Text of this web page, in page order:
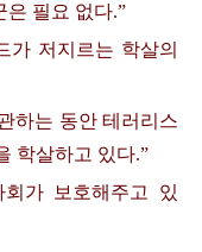
은 필요 없다.”
가 저지르는 학살의
하는 동안 테러리스
학살하고 있다.”
회가 보호해주고 있